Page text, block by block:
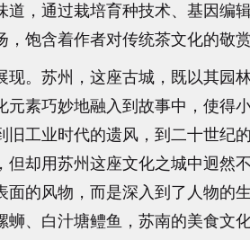
道，通过栽培育种技术、基因编
，饱含着作者对传统茶文化的敬
现。苏州，这座古城，既以其园
元素巧妙地融入到故事中，使
旧工业时代的遗风，到二十世纪
但却用苏州这座文化之城中迥然
面的风物，而是深入到了人物的
蛳、白汁塘鳢鱼，苏南的美食文